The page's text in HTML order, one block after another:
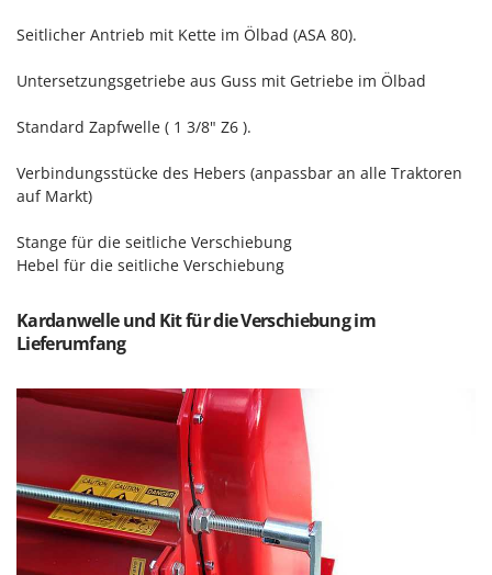
M
M.A.I.BO.
Macte Ovens
Makita
MAMMAMIA
Marcato
Master
McCulloch
Michelin
Mockmill
More than chef
MOSA
Seitlicher Antrieb mit Kette im Ölbad (ASA 80).
Untersetzungsgetriebe aus Guss mit Getriebe im Ölbad
Standard Zapfwelle ( 1 3/8" Z6 ).
Verbindungsstücke des Hebers (anpassbar an alle Traktoren
auf Markt)
Stange für die seitliche Verschiebung
Hebel für die seitliche Verschiebung
Kardanwelle und Kit für die Verschiebung im
Lieferumfang